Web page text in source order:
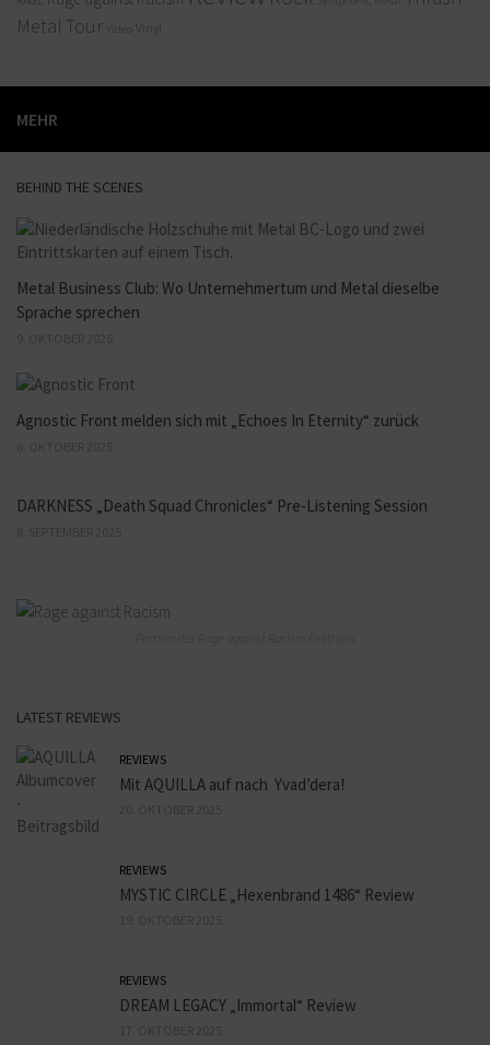
Metal Tour Video Vinyl
MEHR
BEHIND THE SCENES
Metal Business Club: Wo Unternehmertum und Metal dieselbe
Sprache sprechen
Agnostic Front melden sich mit „Echoes In Eternity“ zurück
DARKNESS „Death Squad Chronicles“ Pre-Listening Session
LATEST REVIEWS
REVIEWS
Mit AQUILLA auf nach Yvad’dera!
REVIEWS
MYSTIC CIRCLE „Hexenbrand 1486“ Review
REVIEWS
DREAM LEGACY „Immortal“ Review